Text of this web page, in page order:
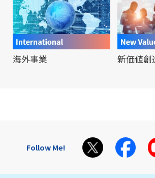
海外事業 新価値創
Follow Me!